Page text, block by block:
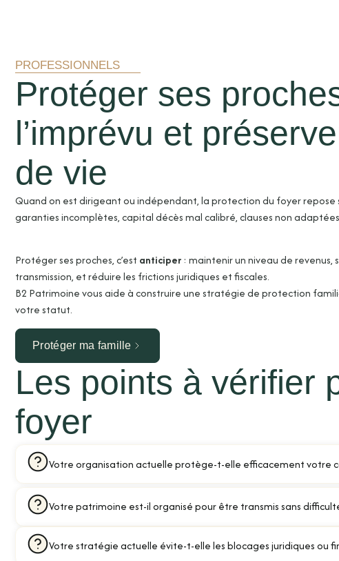
PROFESSIONNELS
Protéger ses
l’imprévu et
de vie
Quand on est dirigeant ou indépendant, la protection du foyer repose
garanties incomplètes, capital décès mal calibré, clauses non
Protéger ses proches, c’est anticiper : maintenir un niveau de
transmission, et réduire les frictions juridiques et fiscales.
B2 Patrimoine vous aide à construire une stratégie de protection
votre statut.
Protéger ma famille
Les points à vérifier
foyer
Votre organisation actuelle protège-t-elle efficacement votre
Votre patrimoine est-il organisé pour être transmis sans
Votre stratégie actuelle évite-t-elle les blocages juridiques ou